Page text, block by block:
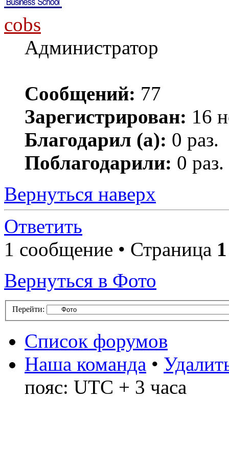
cobs
Администратор
Сообщений: 77
Зарегистрирован: 16
Благодарил (а): 0 раз.
Поблагодарили: 0 раз.
Вернуться наверх
Ответить
1 сообщение • Страница 1
Вернуться в Фото
Перейти:
Список форумов
Наша команда •
пояс: UTC + 3 часа